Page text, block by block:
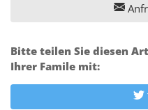
Bitte teilen Sie diesen
Ihrer Famile mit: